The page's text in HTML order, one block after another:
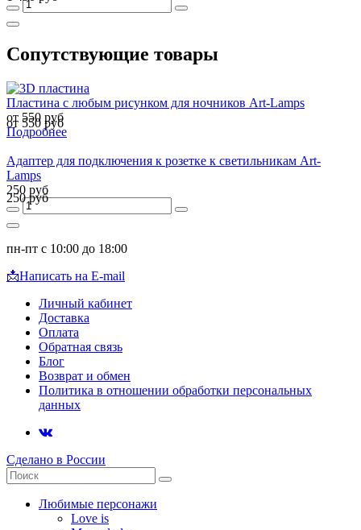
Сопутствующие товары
Пластина с любым рисунком для ночников Art-Lamps
от 550 руб
от 550 руб
Подробнее
Адаптер для подключения к розетке к светильникам Art-
Lamps
250 руб
250 руб
пн-пт с 10:00 до 18:00
📩Написать на E-mail
Личный кабинет
Доставка
Оплата
Обратная связь
Блог
Возврат и обмен
Политика в отношении обработки персональных
данных
Сделано в России
Любимые персонажи
Love is